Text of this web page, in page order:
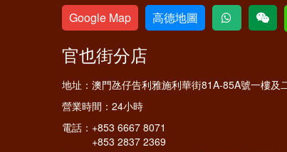
Google Map 高德地圖
官也街分店
地址： 澳門氹仔告利雅施利華街81A-85A號一樓及
營業時間： 24小時
電話： +853 6667 8071
+853 2837 2369